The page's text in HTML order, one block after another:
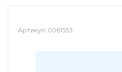
Артикул: 0061553